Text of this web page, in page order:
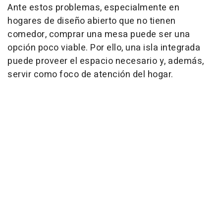
Ante estos problemas, especialmente en
hogares de diseño abierto que no tienen
comedor, comprar una mesa puede ser una
opción poco viable. Por ello, una isla integrada
puede proveer el espacio necesario y, además,
servir como foco de atención del hogar.